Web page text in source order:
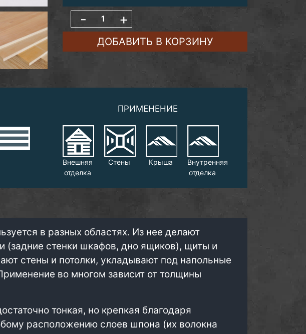
- +
ДОБАВИТЬ В КОРЗИНУ
ПРИМЕНЕНИЕ
Внешняя
отделка
Стены Крыша
Внутренняя
отделка
в разных областях. Из нее делают
(задние стенки шкафов, дно ящиков), щиты и
стены и потолки, укладывают под напольные
во многом зависит от толщины
тонкая, но крепкая благодаря
расположению слоев шпона (их волокна